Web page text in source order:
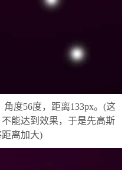
度56度，距离133px。(这
能达到效果，于是先高斯
离加大)